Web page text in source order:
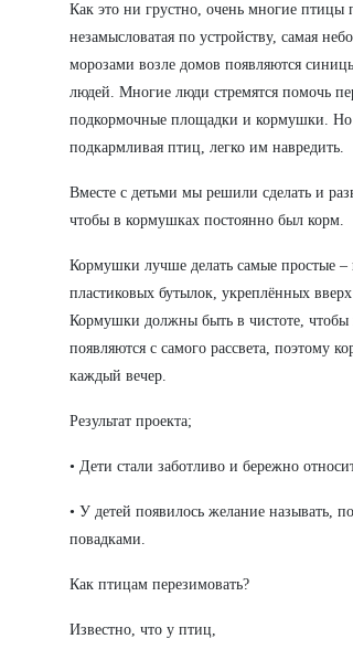
Как это ни грустно, очень многие птицы
незамысловатая по устройству, самая
морозами возле домов появляются
людей. Многие люди стремятся помочь
подкормочные площадки и кормушки. Но
подкармливая птиц, легко им навредить.
Вместе с детьми мы решили сделать и
чтобы в кормушках постоянно был корм.
Кормушки лучше делать самые простые
пластиковых бутылок, укреплённых
Кормушки должны быть в чистоте, чтобы
появляются с самого рассвета, поэтому
каждый вечер.
Результат проекта;
• Дети стали заботливо и бережно
• У детей появилось желание называть,
повадками.
Как птицам перезимовать?
Известно, что у птиц,